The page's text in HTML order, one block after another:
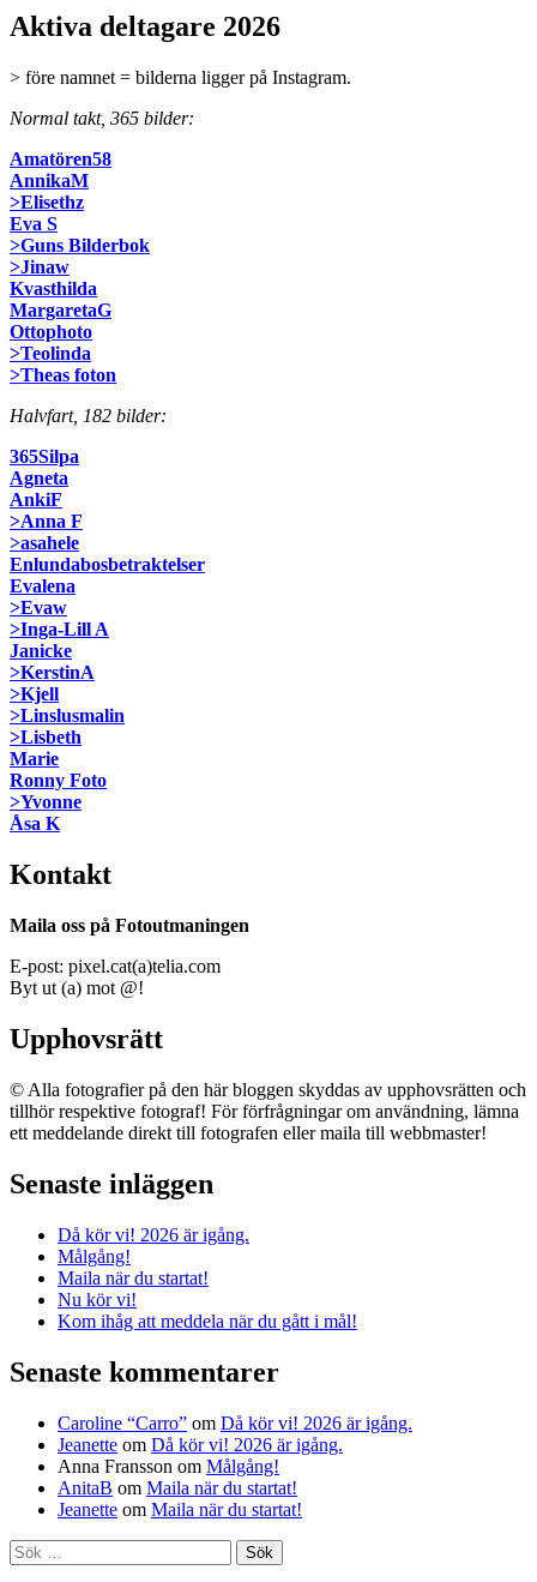
Aktiva deltagare 2026
> före namnet = bilderna ligger på Instagram.
Normal takt, 365 bilder:
Amatören58
AnnikaM
>Elisethz
Eva S
>Guns Bilderbok
>Jinaw
Kvasthilda
MargaretaG
Ottophoto
>Teolinda
>Theas foton
Halvfart, 182 bilder:
365Silpa
Agneta
AnkiF
>Anna F
>asahele
Enlundabosbetraktelser
Evalena
>Evaw
>Inga-Lill A
Janicke
>KerstinA
>Kjell
>Linslusmalin
>Lisbeth
Marie
Ronny Foto
>Yvonne
Åsa K
Kontakt
Maila oss på Fotoutmaningen
E-post: pixel.cat(a)telia.com
Byt ut (a) mot @!
Upphovsrätt
© Alla fotografier på den här bloggen skyddas av upphovsrätten och
tillhör respektive fotograf! För förfrågningar om användning, lämna
ett meddelande direkt till fotografen eller maila till webbmaster!
Senaste inläggen
Då kör vi! 2026 är igång.
Målgång!
Maila när du startat!
Nu kör vi!
Kom ihåg att meddela när du gått i mål!
Senaste kommentarer
Caroline “Carro” om Då kör vi! 2026 är igång.
Jeanette om Då kör vi! 2026 är igång.
Anna Fransson om Målgång!
AnitaB om Maila när du startat!
Jeanette om Maila när du startat!
Sök
efter: